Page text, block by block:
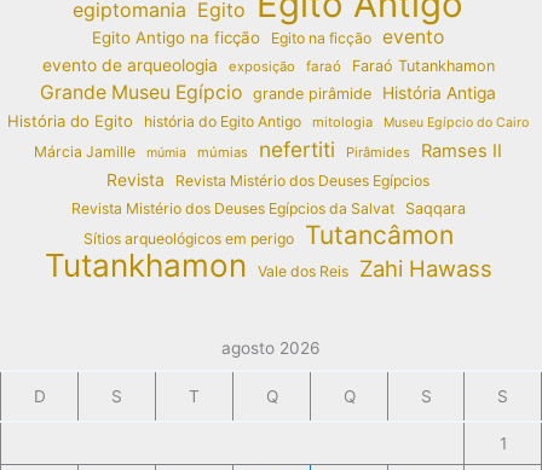
egiptomania Egito
Egito Antigo na ficção Egito na ficção evento
evento de arqueologia exposição faraó Faraó Tutankhamon
Grande Museu Egípcio grande pirâmide
História Antiga
História do Egito
história do Egito Antigo mitologia Museu Egípcio do Cairo
Márcia Jamille múmia múmias nefertiti Pirâmides Ramses II
Revista
Revista Mistério dos Deuses Egípcios
Revista Mistério dos Deuses Egípcios da Salvat
Saqqara
Sítios arqueológicos em perigo
Tutancâmon
Tutankhamon Vale dos Reis Zahi Hawass
agosto 2026
D S T Q Q S S
1